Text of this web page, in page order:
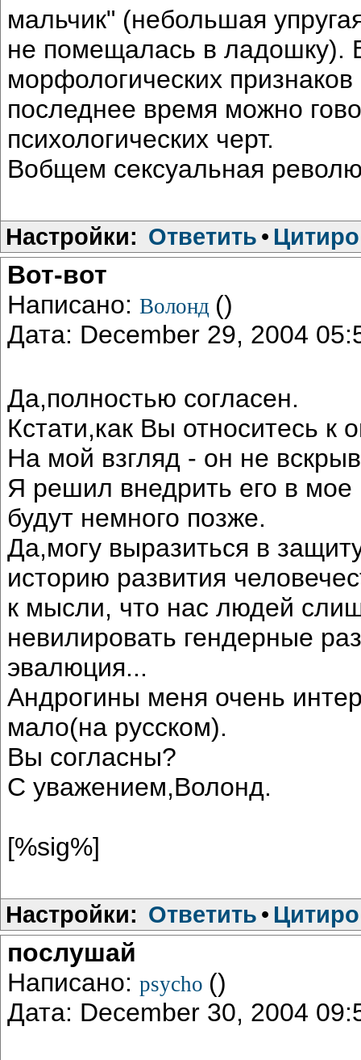
мальчик" (небольшая
не помещалась в ладошку).
морфологических
последнее время можно
психологических черт.
Вобщем сексуальная
Настройки: Ответить •
Вот-вот
Написано: Волонд ()
Дата: December 29, 2004
Да,полностью согласен.
Кстати,как Вы относитесь к
На мой взгляд - он не
Я решил внедрить его в
будут немного позже.
Да,могу выразиться в
историю развития
к мысли, что нас людей
невилировать гендерные
эвалюция...
Андрогины меня очень
мало(на русском).
Вы согласны?
С уважением,Волонд.
[%sig%]
Настройки: Ответить •
послушай
Написано: psycho ()
Дата: December 30, 2004